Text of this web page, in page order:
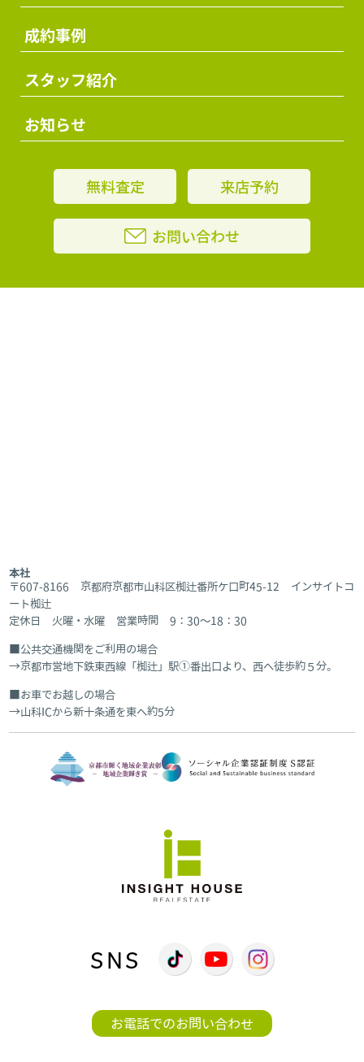
成約事例
スタッフ紹介
お知らせ
無料査定 来店予約
お問い合わせ
本社
〒607-8166 京都府京都市山科区椥辻番所ケ口町45-12 インサイトコ
ート椥辻
定休日 火曜・水曜 営業時間 9：30～18：30
公共交通機関をご利用の場合
京都市営地下鉄東西線「椥辻」駅①番出口より、西へ徒歩約５分。
お車でお越しの場合
山科ICから新十条通を東へ約5分
SNS
お電話でのお問い合わせ